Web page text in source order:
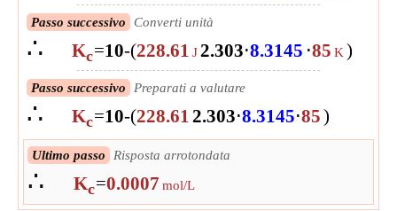
Passo successivo Converti unità
∴ Kc=10-(228.61 J2.303⋅8.3145 ⋅85 K )
Passo successivo Preparati a valutare
∴ Kc=10-(228.612.303⋅8.3145⋅85)
Passo successivo Valutare
∴ Kc=0.723671470887063
Ultimo passo Risposta arrotondata
∴ Kc=0.0007 mol/L